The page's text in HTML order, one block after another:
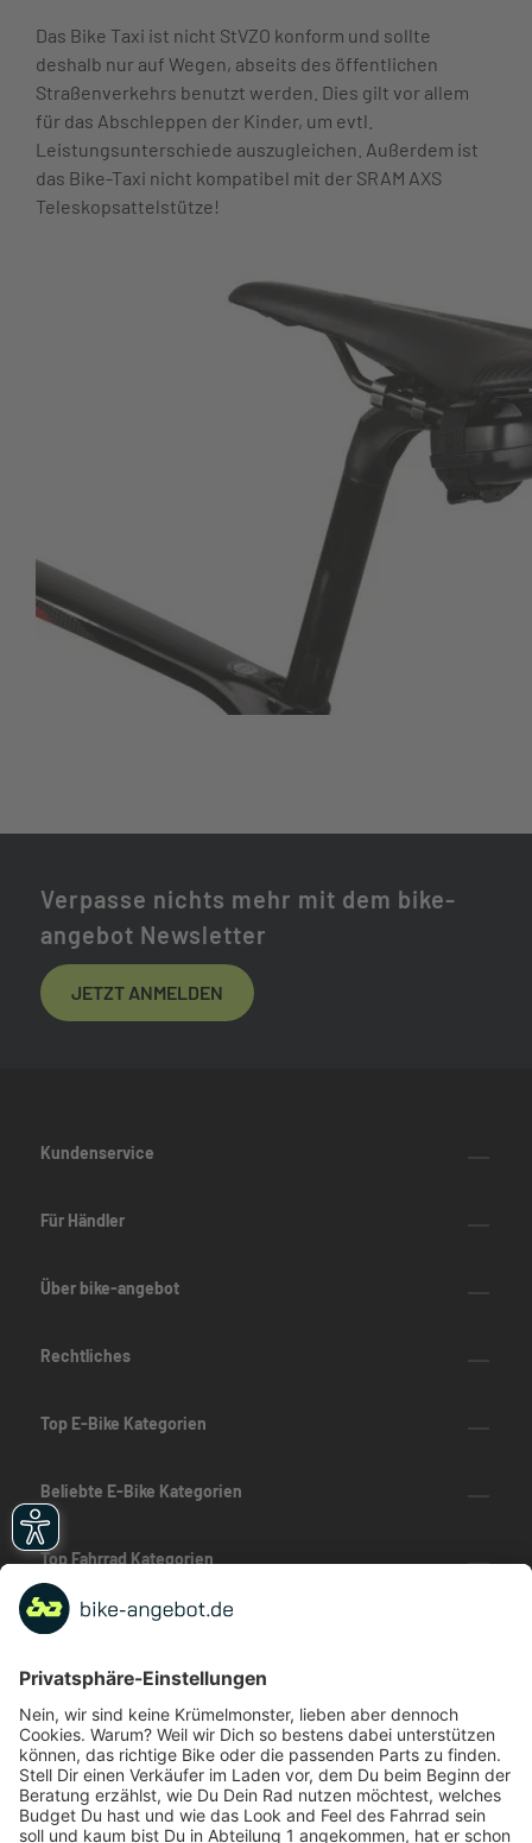
Das Bike Taxi ist nicht StVZO konform und sollte
deshalb nur auf Wegen, abseits des öffentlichen
Straßenverkehrs benutzt werden. Dies gilt vor allem
für das Abschleppen der Kinder, um evtl.
Leistungsunterschiede auszugleichen. Außerdem ist
das Bike-Taxi nicht kompatibel mit der SRAM AXS
Teleskopsattelstütze!
Verpasse nichts mehr mit dem bike-
angebot Newsletter
JETZT ANMELDEN
Kundenservice
Für Händler
Über bike-angebot
Rechtliches
Top E-Bike Kategorien
Beliebte E-Bike Kategorien
Top Fahrrad Kategorien
Beliebte Fahrrad-Kategorien
Marken-Highlights
TOP-Marken